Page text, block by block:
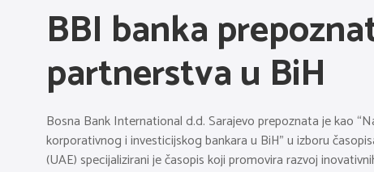
BBI banka
partnerstva u BiH
Bosna Bank International d.d. Sarajevo prepoznata je kao
korporativnog i investicijskog bankara u BiH” u izboru
(UAE) specijalizirani je časopis koji promovira razvoj